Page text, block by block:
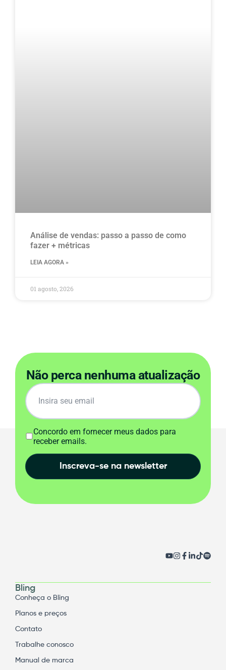
Análise de vendas: passo a passo de como
fazer + métricas
LEIA AGORA »
01 agosto, 2026
Não perca nenhuma atualização
Concordo em fornecer meus dados para
receber emails.
Inscreva-se na newsletter
Bling
Conheça o Bling
Planos e preços
Contato
Trabalhe conosco
Manual de marca